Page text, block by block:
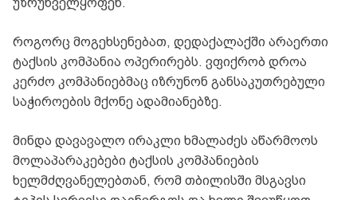
როგორც მოგეხსენებათ, დედაქალაქში არაერთი
ტაქსის კომპანია ოპერირებს. ვფიქრობ დროა
კერძო კომპანიებმაც იზრუნონ განსაკუთრებული
საჭიროების მქონე ადამიანებზე.
მინდა დავავალო ირაკლი ხმალაძეს აწარმოოს
მოლაპარაკებები ტაქსის კომპანიების
ხელმძღვანელებთან, რომ თბილისში მსგავსი